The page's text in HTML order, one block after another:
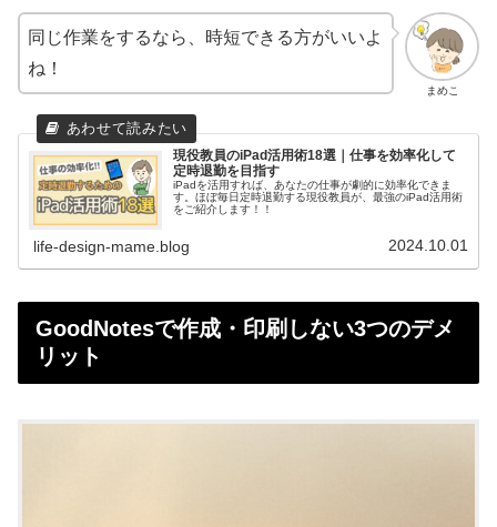
まめこ
同じ作業をするなら、時短できる方がいいよ
ね！
現役教員のiPad活用術18選｜仕事を効率化して
定時退勤を目指す
iPadを活用すれば、あなたの仕事が劇的に効率化できま
す。ほぼ毎日定時退勤する現役教員が、最強のiPad活用術
をご紹介します！！
life-design-mame.blog 2024.10.01
GoodNotesで作成・印刷しない3つのデメ
リット